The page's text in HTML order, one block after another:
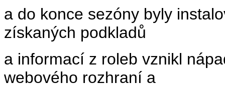
a do konce sezóny byly
získaných podkladů
a informací z roleb vznikl
webového rozhraní a